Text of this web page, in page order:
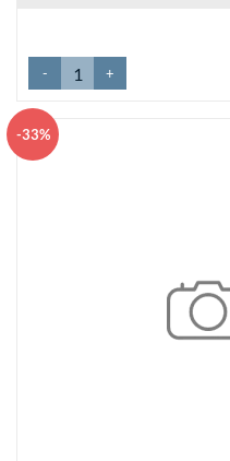
- +
-33%